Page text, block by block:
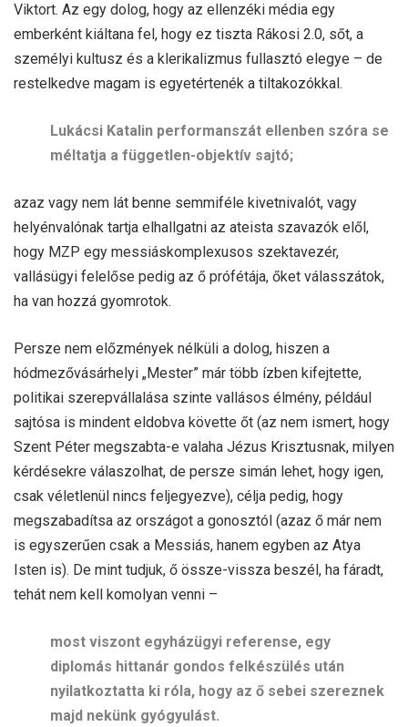
Viktort. Az egy dolog, hogy az ellenzéki média egy
emberként kiáltana fel, hogy ez tiszta Rákosi 2.0, sőt, a
személyi kultusz és a klerikalizmus fullasztó elegye – de
restelkedve magam is egyetértenék a tiltakozókkal.
Lukácsi Katalin performanszát ellenben szóra se
méltatja a független-objektív sajtó;
azaz vagy nem lát benne semmiféle kivetnivalót, vagy
helyénvalónak tartja elhallgatni az ateista szavazók elől,
hogy MZP egy messiáskomplexusos szektavezér,
vallásügyi felelőse pedig az ő prófétája, őket válasszátok,
ha van hozzá gyomrotok.
Persze nem előzmények nélküli a dolog, hiszen a
hódmezővásárhelyi „Mester” már több ízben kifejtette,
politikai szerepvállalása szinte vallásos élmény, például
sajtósa is mindent eldobva követte őt (az nem ismert, hogy
Szent Péter megszabta-e valaha Jézus Krisztusnak, milyen
kérdésekre válaszolhat, de persze simán lehet, hogy igen,
csak véletlenül nincs feljegyezve), célja pedig, hogy
megszabadítsa az országot a gonosztól (azaz ő már nem
is egyszerűen csak a Messiás, hanem egyben az Atya
Isten is). De mint tudjuk, ő össze-vissza beszél, ha fáradt,
tehát nem kell komolyan venni –
most viszont egyházügyi referense, egy
diplomás hittanár gondos felkészülés után
nyilatkoztatta ki róla, hogy az ő sebei szereznek
majd nekünk gyógyulást.